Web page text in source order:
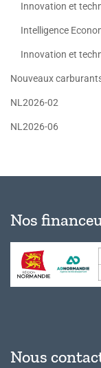
Innovation et
Intelligence
Innovation et
Nouveaux
NL2026-02
NL2026-06
Nos
Nous